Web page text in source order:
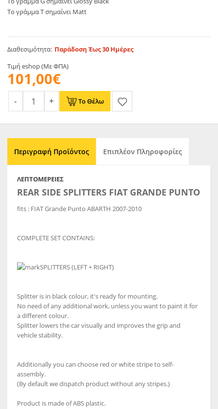
Το γράμμα T σημαίνει Matt
Διαθεσιμότητα: Παράδοση Έως 30 Ημέρες
Τιμή eshop (Με ΦΠΑ)
101,00€
Το Θέλω
Περιγραφή Προϊόντος Επιπλέον Πληροφορίες
ΛΕΠΤΟΜΈΡΕΙΕΣ
REAR SIDE SPLITTERS FIAT GRANDE PUNTO
fits : FIAT Grande Punto ABARTH 2007-2010
COMPLETE SET CONTAINS:
SPLITTERS (LEFT + RIGHT)
Splitter is in black colour, it's ready for mounting.
No need of any additional work, unless you want to paint it for
a different colour.
Splitter lowers the car visually and improves the grip and
vehicle stability.
Additionally you can choose red or white stripe to self-
assembly.
(By default we dispatch product without any stripes.)
Product is made of ABS plastic.